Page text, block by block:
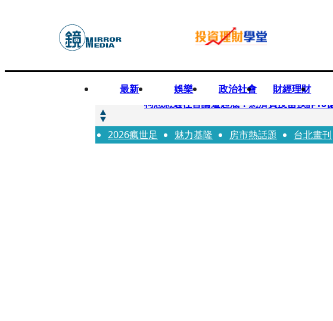
最新 娛樂 政治社會 財經理財
快訊
柯志恩過往言論遭起底！慈濟買疫苗挨詐
快訊
善款不是私房錢！慈濟採購疫苗被騙10億
2026瘋世足 魅力基隆 房市熱話題 台北畫刊